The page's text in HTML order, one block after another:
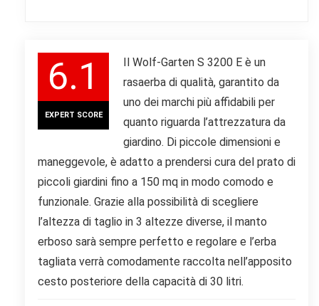
6.1
EXPERT SCORE
Il Wolf-Garten S 3200 E è un
rasaerba di qualità, garantito da
uno dei marchi più affidabili per
quanto riguarda l’attrezzatura da
giardino. Di piccole dimensioni e
maneggevole, è adatto a prendersi cura del prato di
piccoli giardini fino a 150 mq in modo comodo e
funzionale. Grazie alla possibilità di scegliere
l’altezza di taglio in 3 altezze diverse, il manto
erboso sarà sempre perfetto e regolare e l’erba
tagliata verrà comodamente raccolta nell’apposito
cesto posteriore della capacità di 30 litri.